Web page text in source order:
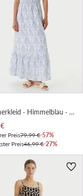
Sommerkleid · Himmelblau · Maxi
Preis
€
Preis79,99 €-57%
Preis46,99 €-27%